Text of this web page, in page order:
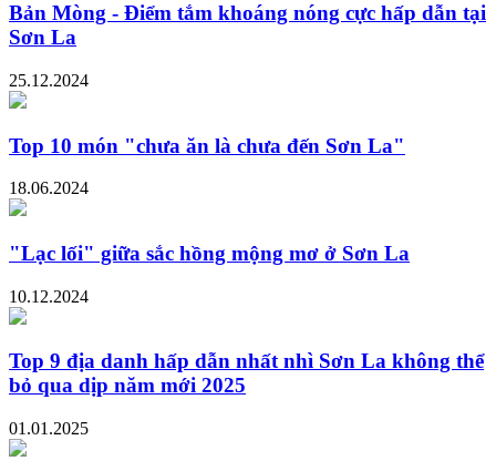
Bản Mòng - Điểm tắm khoáng nóng cực hấp dẫn tại
Sơn La
25.12.2024
Top 10 món "chưa ăn là chưa đến Sơn La"
18.06.2024
"Lạc lối" giữa sắc hồng mộng mơ ở Sơn La
10.12.2024
Top 9 địa danh hấp dẫn nhất nhì Sơn La không thể
bỏ qua dịp năm mới 2025
01.01.2025